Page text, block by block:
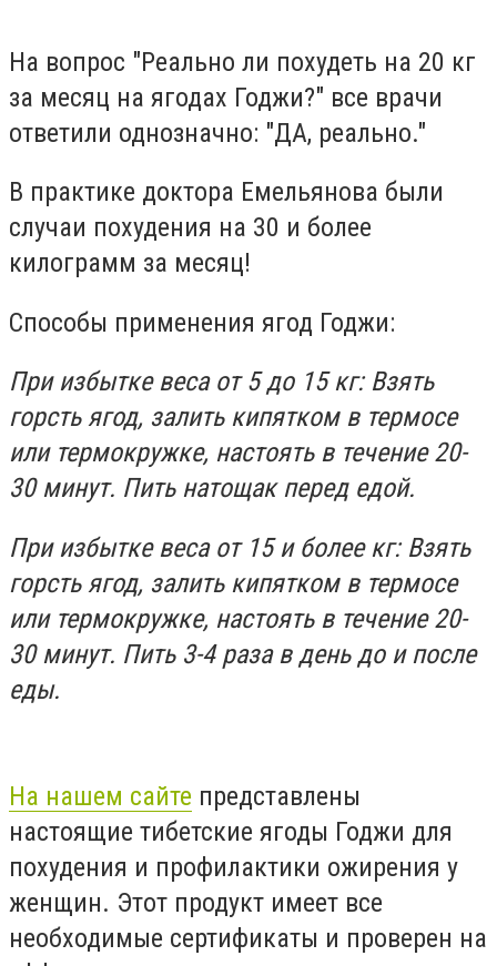
На вопрос "Реально ли похудеть на 20 кг
за месяц на ягодах Годжи?" все врачи
ответили однозначно: "ДА, реально."
В практике доктора Емельянова были
случаи похудения на 30 и более
килограмм за месяц!
Способы применения ягод Годжи:
При избытке веса от 5 до 15 кг: Взять
горсть ягод, залить кипятком в термосе
или термокружке, настоять в течение 20-
30 минут. Пить натощак перед едой.
При избытке веса от 15 и более кг: Взять
горсть ягод, залить кипятком в термосе
или термокружке, настоять в течение 20-
30 минут. Пить 3-4 раза в день до и после
еды.
На нашем сайте представлены
настоящие тибетские ягоды Годжи для
похудения и профилактики ожирения у
женщин. Этот продукт имеет все
необходимые сертификаты и проверен на